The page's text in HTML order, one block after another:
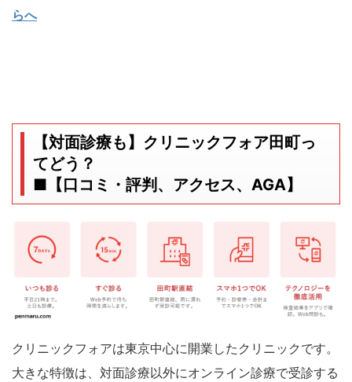
らへ
【対面診療も】クリニックフォア田町っ
てどう？
■【口コミ・評判、アクセス、AGA】
クリニックフォアは東京中心に開業したクリニックです。
大きな特徴は、対面診療以外にオンライン診療で受診する